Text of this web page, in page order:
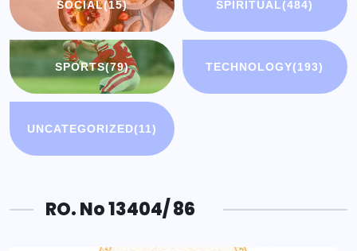
SOCIAL(15) SPIRITUAL(484)
SPORTS(79) TECHNOLOGY(193)
UNCATEGORIZED(11)
RO. No 13404/ 86